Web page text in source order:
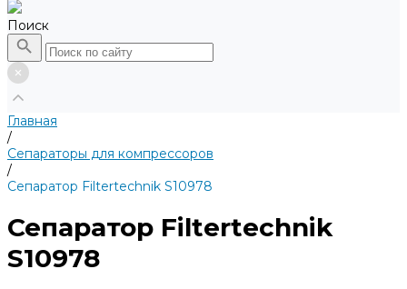
Поиск
Главная
/
Сепараторы для компрессоров
/
Сепаратор Filtertechnik S10978
Сепаратор Filtertechnik
S10978